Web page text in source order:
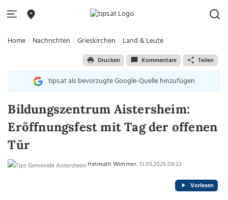
Home Nachrichten Grieskirchen Land & Leute
Drucken Kommentare Teilen
tips.at als bevorzugte Google-Quelle hinzufügen
Bildungszentrum Aistersheim:
Eröffnungsfest mit Tag der offenen
Tür
Helmuth Wimmer, 13.05.2026 08:22
Vorlesen